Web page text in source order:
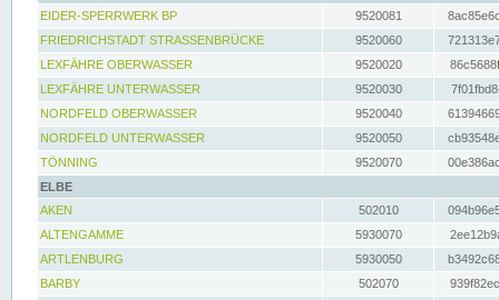
EIDER-SPERRWERK BP
9520081
FRIEDRICHSTADT STRASSENBRÜCKE
9520060
LEXFÄHRE OBERWASSER
9520020
LEXFÄHRE UNTERWASSER
9520030
NORDFELD OBERWASSER
9520040
NORDFELD UNTERWASSER
9520050
TÖNNING
9520070
ELBE
AKEN
502010
ALTENGAMME
5930070
ARTLENBURG
5930050
BARBY
502070